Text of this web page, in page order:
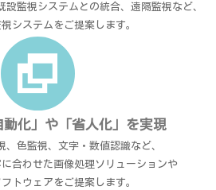
設監視システムとの統合、遠隔監視など、
システムをご提案します。
動化」や「省人化」を実現
、色監視、文字・数値認識など、
合わせた画像処理ソリューションや
トウェアをご提案します。